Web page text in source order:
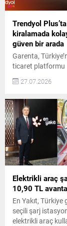
deneyime
yolculuğun
ritmi vardır. Şehrin
temposundan
uzaklaşırken...
Trendyol
kiralamada
güven bir arada
Garenta,
ticaret platformu
Trendyol’un üyelik
Trendyol Plus ile
dijital üyelik
güvenilir mobilite
bir araya
birliği sayesinde
Plus üyeleri,
kiralama
yararlanarak
yaşamdan
planlarına kadar
yolculuğu daha
öngörülebilir,
kesintisiz bir
27.07.2026
Elektrikli araç
10,90 TL
En Yakıt, Türkiye
seçili şarj
elektrikli araç